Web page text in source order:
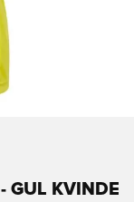
GUL KVINDE